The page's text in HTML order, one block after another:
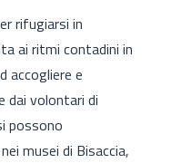
rifugiarsi in
ai ritmi contadini in
accogliere e
dai volontari di
possono
musei di Bisaccia,